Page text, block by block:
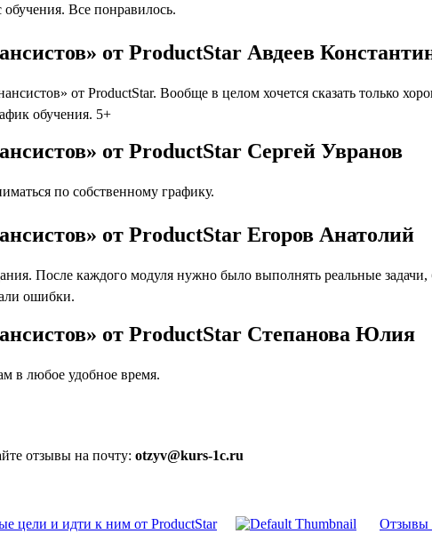
обучения. Все понравилось.
от ProductStar Авдеев
от ProductStar. Вообще в целом хочется сказать только
обучения. 5+
от ProductStar Сергей Увранов
по собственному графику.
от ProductStar Егоров Анатолий
После каждого модуля нужно было выполнять реальные задачи,
ошибки.
от ProductStar Степанова Юлия
в любое удобное время.
отзывы на почту: otzyv@kurs-1c.ru
цели и идти к ним от ProductStar Отзывы